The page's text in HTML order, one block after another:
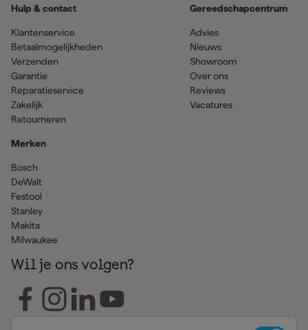
Hulp & contact
Klantenservice
Betaalmogelijkheden
Verzenden
Garantie
Reparatieservice
Zakelijk
Retourneren
Merken
Bosch
DeWalt
Festool
Stanley
Makita
Milwaukee
Gereedschapcentrum
Advies
Nieuws
Showroom
Over ons
Reviews
Vacatures
Wil je ons volgen?